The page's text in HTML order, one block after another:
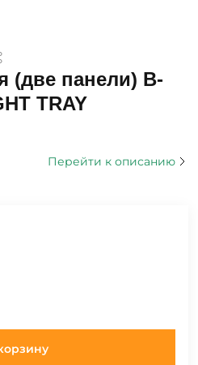
(две панели) B-
TRAY
Перейти к описанию